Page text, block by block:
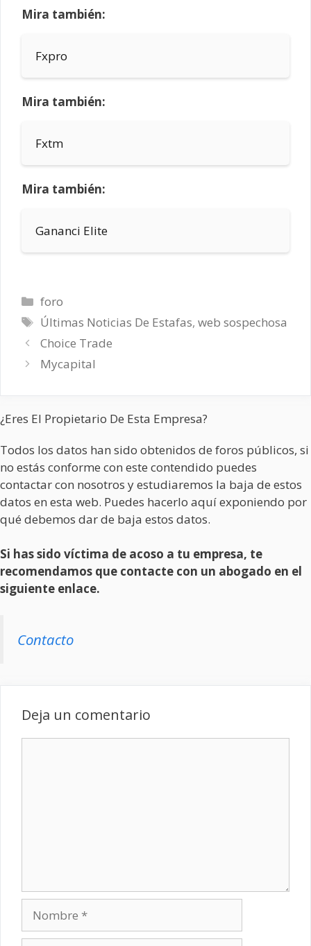
Mira también:
Fxpro
Mira también:
Fxtm
Mira también:
Gananci Elite
Categorías
foro
Etiquetas
Últimas Noticias De Estafas,web sospechosa
Choice Trade
Mycapital
¿Eres El Propietario De Esta Empresa?
Todos los datos han sido obtenidos de foros públicos, si
no estás conforme con este contendido puedes
contactar con nosotros y estudiaremos la baja de estos
datos en esta web. Puedes hacerlo aquí exponiendo por
qué debemos dar de baja estos datos.
Si has sido víctima de acoso a tu empresa, te
recomendamos que contacte con un abogado en el
siguiente enlace.
Contacto
Deja un comentario